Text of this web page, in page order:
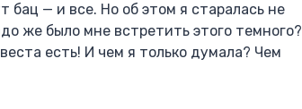
— и все. Но об этом я старалась не
же было мне встретить этого темного?
есть! И чем я только думала? Чем